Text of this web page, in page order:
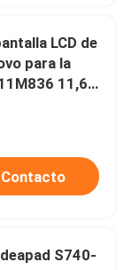
portátil
LCD de
para la
11,6
Contacto
S740-